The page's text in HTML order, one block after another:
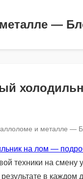
—
и металле —
техники на
в каждом